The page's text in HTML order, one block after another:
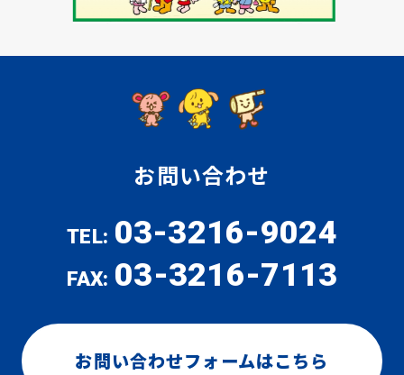
お問い合わせ
TEL: 03-3216-9024
FAX: 03-3216-7113
お問い合わせフォームはこちら